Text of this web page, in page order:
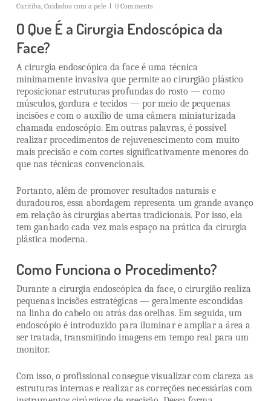
Curitiba, Cuidados com a pele 0 Comments
O Que É a Cirurgia Endoscópica da
Face?
A cirurgia endoscópica da face é uma técnica
minimamente invasiva que permite ao cirurgião plástico
reposicionar estruturas profundas do rosto — como
músculos, gordura e tecidos — por meio de pequenas
incisões e com o auxílio de uma câmera miniaturizada
chamada endoscópio. Em outras palavras, é possível
realizar procedimentos de rejuvenescimento com muito
mais precisão e com cortes significativamente menores do
que nas técnicas convencionais.
Portanto, além de promover resultados naturais e
duradouros, essa abordagem representa um grande avanço
em relação às cirurgias abertas tradicionais. Por isso, ela
tem ganhado cada vez mais espaço na prática da cirurgia
plástica moderna.
Como Funciona o Procedimento?
Durante a cirurgia endoscópica da face, o cirurgião realiza
pequenas incisões estratégicas — geralmente escondidas
na linha do cabelo ou atrás das orelhas. Em seguida, um
endoscópio é introduzido para iluminar e ampliar a área a
ser tratada, transmitindo imagens em tempo real para um
monitor.
Com isso, o profissional consegue visualizar com clareza as
estruturas internas e realizar as correções necessárias com